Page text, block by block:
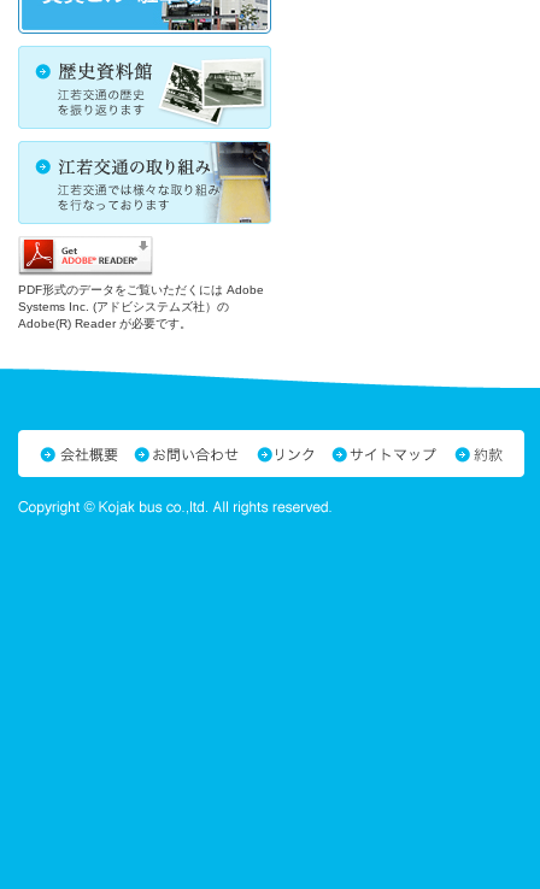
PDF形式のデータをご覧いただくには Adobe
Systems Inc. (アドビシステムズ社）の
Adobe(R) Reader が必要です。